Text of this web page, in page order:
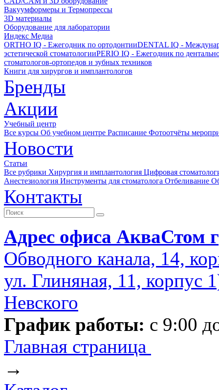
Вакуумформеры и Термопрессы
3D материалы
Оборудование для лаборатории
Индекс Медиа
ORTHO IQ - Ежегодник по ортодонтииDENTAL IQ -
эстетической стоматологииPERIO IQ - Ежегодник по
стоматологов-ортопедов и зубных техников
Книги для хирургов и имплантологов
Бренды
Акции
Учебный центр
Все курсы Об учебном центре Расписание Фотоотчёты
Новости
Статьи
Все рубрики Хирургия и имплантология Цифровая
Анестезиология Инструменты для стоматолога Отбеливание
Контакты
Адрес офиса АкваСтом
Обводного канала, 14,
ул. Глиняная, 11, корпус
Невского
График работы: с 9:00
Главная страница
→